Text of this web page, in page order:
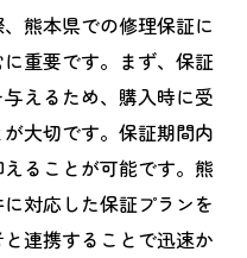
熊本県での修理保証に
重要です。まず、保証
えるため、購入時に受
大切です。保証期間内
ることが可能です。熊
対応した保証プランを
連携することで迅速か